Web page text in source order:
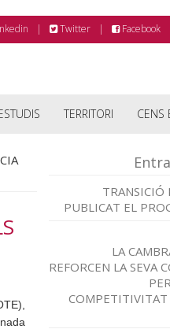
Twitter Facebook
TERRITORI CENS
TRANSICIÓ
PUBLICAT EL
LA
REFORCEN LA SEVA
COMPETITIVITAT